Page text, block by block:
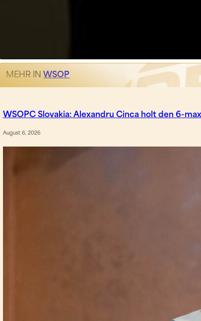
MEHR IN WSOP
WSOPC Slovakia: Alexandru Cinca holt den 6-
August 6, 2026